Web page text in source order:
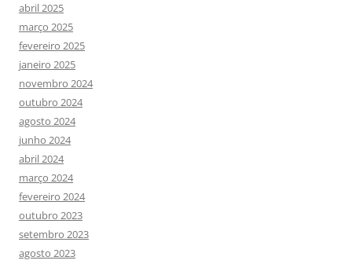
abril 2025
março 2025
fevereiro 2025
janeiro 2025
novembro 2024
outubro 2024
agosto 2024
junho 2024
abril 2024
março 2024
fevereiro 2024
outubro 2023
setembro 2023
agosto 2023